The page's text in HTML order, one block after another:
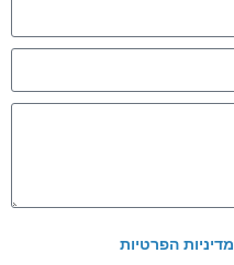
מדיניות הפרטיות